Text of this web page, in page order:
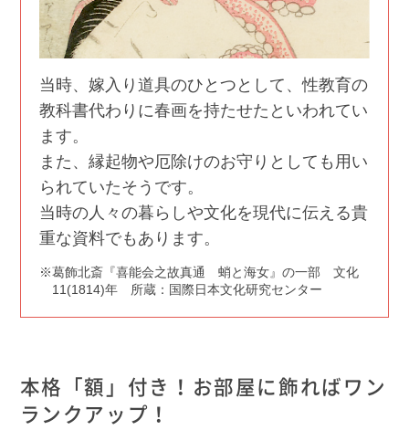
当時、嫁入り道具のひとつとして、性教育の
教科書代わりに春画を持たせたといわれてい
ます。
また、縁起物や厄除けのお守りとしても用い
られていたそうです。
当時の人々の暮らしや文化を現代に伝える貴
重な資料でもあります。
葛飾北斎『喜能会之故真通 蛸と海女』の一部 文化
11(1814)年 所蔵：国際日本文化研究センター
本格「額」付き！お部屋に飾ればワン
ランクアップ！